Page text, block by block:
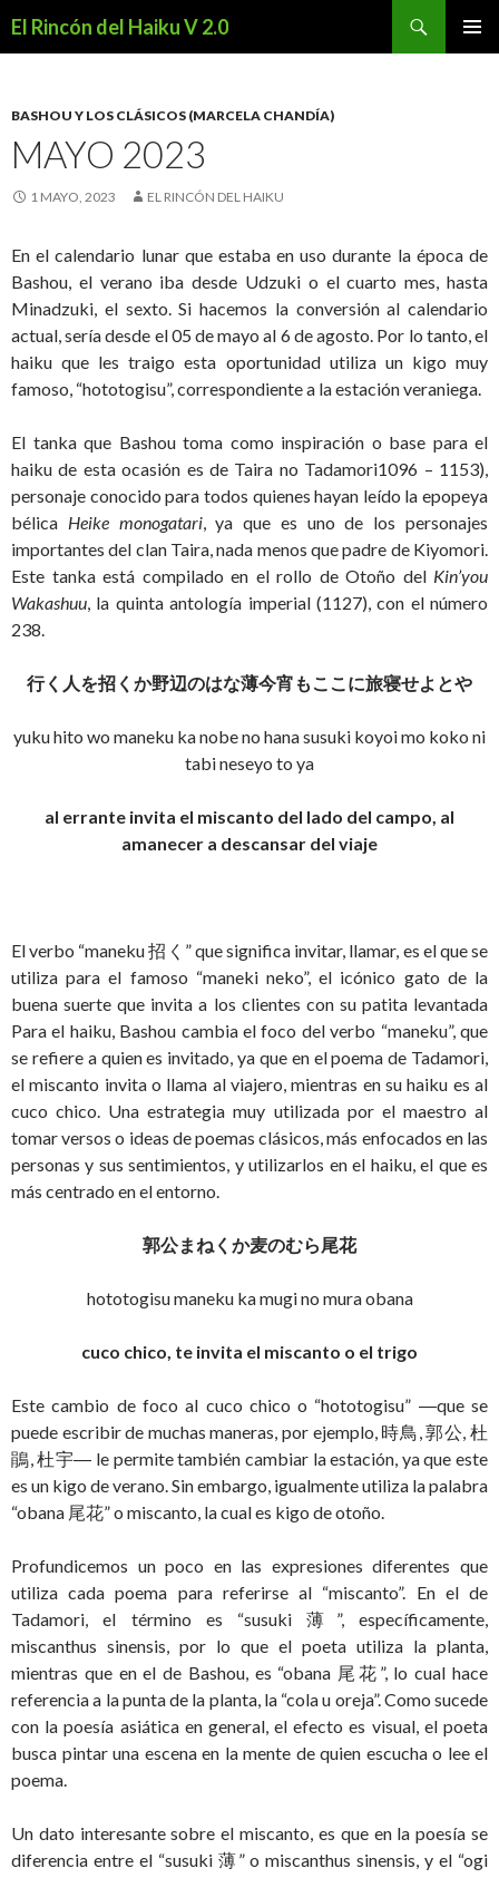
El Rincón del Haiku V 2.0
BASHOU Y LOS CLÁSICOS (MARCELA CHANDÍA)
MAYO 2023
1 MAYO, 2023 EL RINCÓN DEL HAIKU
En el calendario lunar que estaba en uso durante la época de
Bashou, el verano iba desde Udzuki o el cuarto mes, hasta
Minadzuki, el sexto. Si hacemos la conversión al calendario
actual, sería desde el 05 de mayo al 6 de agosto. Por lo tanto, el
haiku que les traigo esta oportunidad utiliza un kigo muy
famoso, “hototogisu”, correspondiente a la estación veraniega.
El tanka que Bashou toma como inspiración o base para el
haiku de esta ocasión es de Taira no Tadamori1096 – 1153),
personaje conocido para todos quienes hayan leído la epopeya
bélica Heike monogatari, ya que es uno de los personajes
importantes del clan Taira, nada menos que padre de Kiyomori.
Este tanka está compilado en el rollo de Otoño del Kin’you
Wakashuu, la quinta antología imperial (1127), con el número
238.
行く人を招くか野辺のはな薄今宵もここに旅寝せよとや
yuku hito wo maneku ka nobe no hana susuki koyoi mo koko ni
tabi neseyo to ya
al errante invita el miscanto del lado del campo, al
amanecer a descansar del viaje
El verbo “maneku 招く” que significa invitar, llamar, es el que se
utiliza para el famoso “maneki neko”, el icónico gato de la
buena suerte que invita a los clientes con su patita levantada
Para el haiku, Bashou cambia el foco del verbo “maneku”, que
se refiere a quien es invitado, ya que en el poema de Tadamori,
el miscanto invita o llama al viajero, mientras en su haiku es al
cuco chico. Una estrategia muy utilizada por el maestro al
tomar versos o ideas de poemas clásicos, más enfocados en las
personas y sus sentimientos, y utilizarlos en el haiku, el que es
más centrado en el entorno.
郭公まねくか麦のむら尾花
hototogisu maneku ka mugi no mura obana
cuco chico, te invita el miscanto o el trigo
Este cambio de foco al cuco chico o “hototogisu” ―que se
puede escribir de muchas maneras, por ejemplo, 時鳥, 郭公, 杜
鵑, 杜宇― le permite también cambiar la estación, ya que este
es un kigo de verano. Sin embargo, igualmente utiliza la palabra
“obana 尾花” o miscanto, la cual es kigo de otoño.
Profundicemos un poco en las expresiones diferentes que
utiliza cada poema para referirse al “miscanto”. En el de
Tadamori, el término es “susuki 薄”, específicamente,
miscanthus sinensis, por lo que el poeta utiliza la planta,
mientras que en el de Bashou, es “obana 尾花”, lo cual hace
referencia a la punta de la planta, la “cola u oreja”. Como sucede
con la poesía asiática en general, el efecto es visual, el poeta
busca pintar una escena en la mente de quien escucha o lee el
poema.
Un dato interesante sobre el miscanto, es que en la poesía se
diferencia entre el “susuki 薄” o miscanthus sinensis, y el “ogi